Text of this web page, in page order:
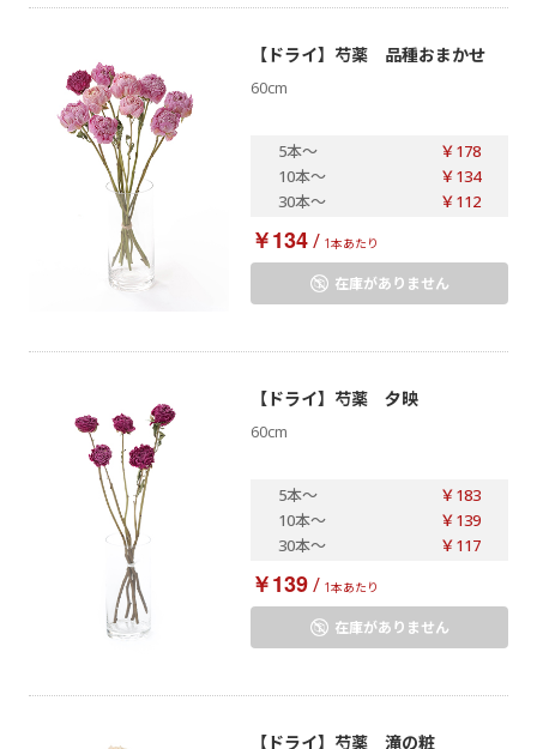
【ドライ】芍薬 品種おまかせ
60cm
5本～
￥178
10本～
￥134
30本～ ￥112
￥134/ 1本あたり
在庫がありません
【ドライ】芍薬 夕映
60cm
5本～
￥183
10本～
￥139
30本～ ￥117
￥139/ 1本あたり
在庫がありません
【ドライ】芍薬 滝の粧